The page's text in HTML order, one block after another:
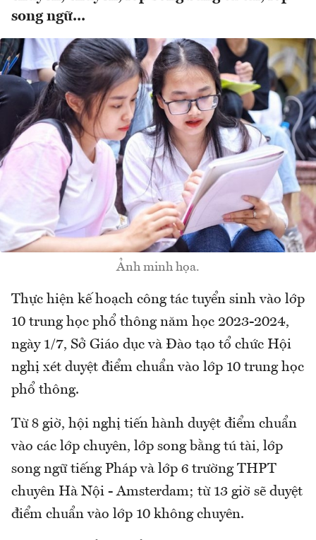
song ngữ...
Ảnh minh họa.
Thực hiện kế hoạch công tác tuyển sinh vào lớp
10 trung học phổ thông năm học 2023-2024,
ngày 1/7, Sở Giáo dục và Đào tạo tổ chức Hội
nghị xét duyệt điểm chuẩn vào lớp 10 trung học
phổ thông.
Từ 8 giờ, hội nghị tiến hành duyệt điểm chuẩn
vào các lớp chuyên, lớp song bằng tú tài, lớp
song ngữ tiếng Pháp và lớp 6 trường THPT
chuyên Hà Nội - Amsterdam; từ 13 giờ sẽ duyệt
điểm chuẩn vào lớp 10 không chuyên.